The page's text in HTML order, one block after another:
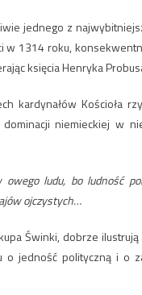
jednego z
1314 roku,
księcia Henryka
kardynałów Kościoła
niemieckiej w
ludu, bo ludność
ojczystych…
Świnki, dobrze
jedność polityczną i o